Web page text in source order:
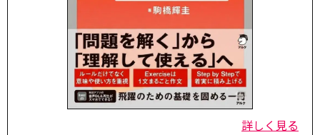
詳しく見る